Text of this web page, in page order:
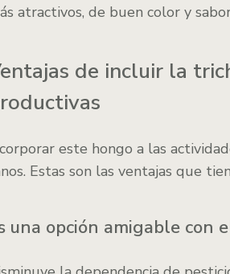
atractivos, de buen color y
de incluir la
este hongo a las
Estas son las ventajas que
una opción amigable con